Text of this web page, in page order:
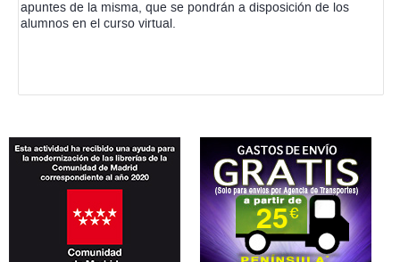
apuntes de la misma, que se pondrán a disposición de los
alumnos en el curso virtual.